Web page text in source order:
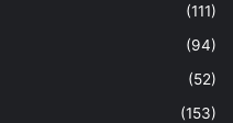
(111)
(94)
(52)
(153)